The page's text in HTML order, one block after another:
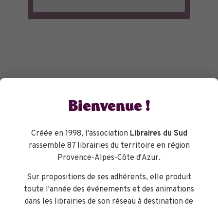
Bienvenue !
Créée en 1998, l'association Libraires du Sud
rassemble 87 librairies du territoire en région
Provence-Alpes-Côte d'Azur.
Sur propositions de ses adhérents, elle produit
toute l'année des événements et des animations
dans les librairies de son réseau à destination de